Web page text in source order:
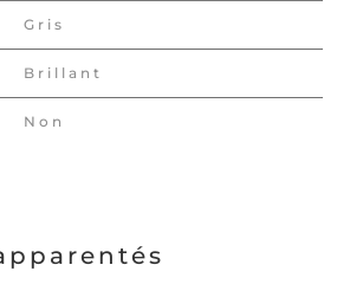
Gris
Brillant
Non